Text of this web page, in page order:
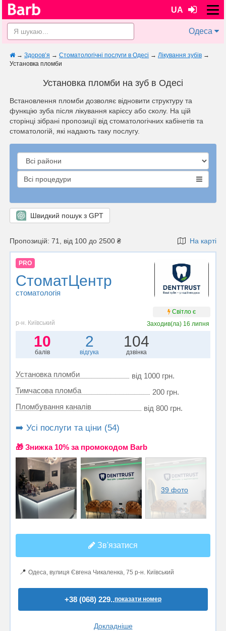
UA
Одеса
→ Здоров’я → Стоматологічні послуги в Одесі → Лікування зубів →
Установка пломби
Установка пломби на зуб в Одесі
Встановлення пломби дозволяє відновити структуру та
функцію зуба після лікування карієсу або сколу. На цій
сторінці зібрані пропозиції від стоматологічних кабінетів та
стоматологій, які надають таку послугу.
Всі процедури
Швидкий пошук з GPT
Пропозицій: 71, від 100 до 2500 ₴ На карті
PRO
СтоматЦентр
стоматологія
Світло є
р-н. Київський
Заходив(ла) 16 липня
10
балів
2
відгука
104
дзвінка
Установка пломби
від 1000 грн.
Тимчасова пломба
200 грн.
Пломбування каналів
від 800 грн.
➡️ Усі послуги та ціни (54)
🎁 Знижка 10% за промокодом Barb
39 фото
Зв'язатися
📍 Одеса, вулиця Євгена Чикаленка, 75 р-н. Київський
+38 (068) 229..показати номер
Докладніше